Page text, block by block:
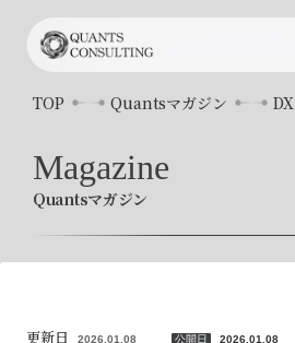
TOP
Quants について
サービス内容
コンサルタント
TOP Quantsマガジン DX
Magazine
Quantsマガジン
更新日 2026.01.08 公開日 2026.01.08